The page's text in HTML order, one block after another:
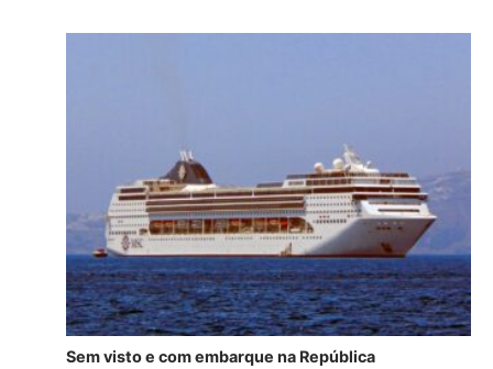
Sem visto e com embarque na República